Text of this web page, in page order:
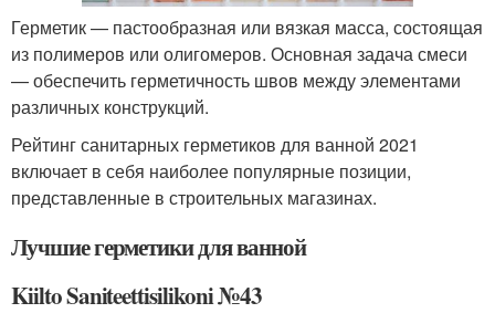
Герметик — пастообразная или вязкая масса, состоящая
из полимеров или олигомеров. Основная задача смеси
— обеспечить герметичность швов между элементами
различных конструкций.
Рейтинг санитарных герметиков для ванной 2021
включает в себя наиболее популярные позиции,
представленные в строительных магазинах.
Лучшие герметики для ванной
Kiilto Saniteettisilikoni №43